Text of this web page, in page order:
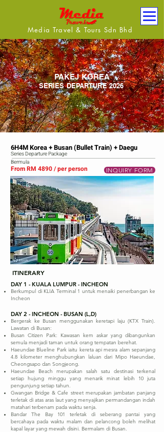
Media Travel & Tours Sdn Bhd
PAKEJ KOREA
SERIES DEPARTURE 2026
6H4M Korea + Busan (Bullet Train) + Daegu
Series Departure Package
Bermula
From RM 4890 / per person INQUIRY FORM
ITINERARY
DAY 1 - KUALA LUMPUR - INCHEON
Berkumpul di KLIA Terminal 1 untuk menaiki penerbangan ke
Incheon
DAY 2 - INCHEON - BUSAN (L,D)
Bergerak ke Busan menggunakan keretapi laju (KTX Train).
Lawatan di Busan:
Busan Citizen Park: Kawasan kem askar yang dibangunkan
semula menjadi taman untuk orang tempatan berehat.
Haeundae Blueline Park iaitu kereta api mesra alam sepanjang
4.8 kilometer menghubungkan laluan dari Mipo Haeundae,
Cheongsapo dan Songjeong.
Haeundae Beach merupakan salah satu destinasi terkenal
setiap hujung minggu yang menarik minat lebih 10 juta
pengunjung setiap tahun.
Gwangan Bridge & Cafe street merupakan jambatan panjang
terletak di atas aras laut yang menyajikan permandangan indah
matahari terbenam pada waktu senja.
Bandar The Bay 101 terletak di seberang pantai yang
bercahaya pada waktu malam dan pelancong boleh melihat
kapal layar yang mewah disini. Bermalam di Busan.